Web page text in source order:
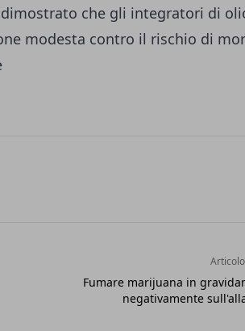
che gli integratori di
modesta contro il rischio di
Fumare marijuana in
negativamente